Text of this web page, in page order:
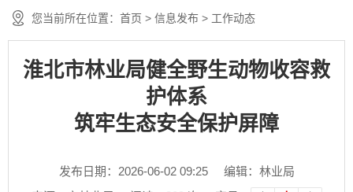
您当前所在位置： 首页 > 信息发布 > 工作动态
淮北市林业局健全野生动物收容救
护体系
筑牢生态安全保护屏障
发布日期：2026-06-02 09:25
编辑：林业局